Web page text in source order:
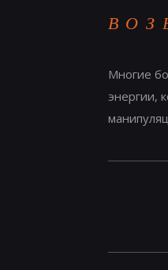
Многие
энергии,